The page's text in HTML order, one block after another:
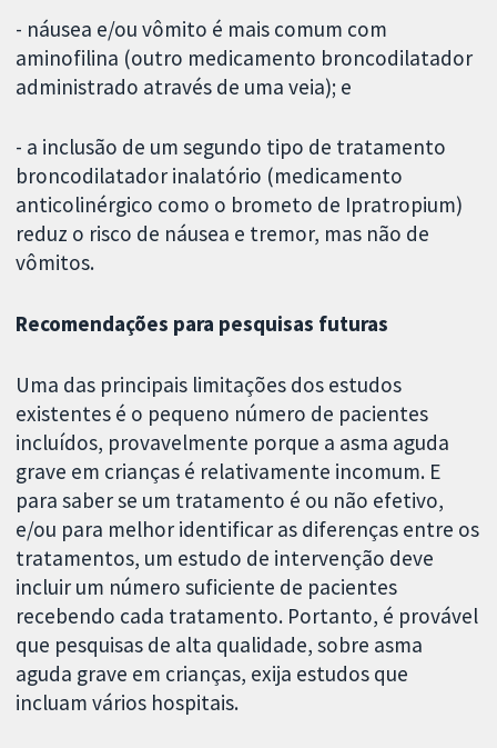
- náusea e/ou vômito é mais comum com
aminofilina (outro medicamento broncodilatador
administrado através de uma veia); e
- a inclusão de um segundo tipo de tratamento
broncodilatador inalatório (medicamento
anticolinérgico como o brometo de Ipratropium)
reduz o risco de náusea e tremor, mas não de
vômitos.
Recomendações para pesquisas futuras
Uma das principais limitações dos estudos
existentes é o pequeno número de pacientes
incluídos, provavelmente porque a asma aguda
grave em crianças é relativamente incomum. E
para saber se um tratamento é ou não efetivo,
e/ou para melhor identificar as diferenças entre os
tratamentos, um estudo de intervenção deve
incluir um número suficiente de pacientes
recebendo cada tratamento. Portanto, é provável
que pesquisas de alta qualidade, sobre asma
aguda grave em crianças, exija estudos que
incluam vários hospitais.